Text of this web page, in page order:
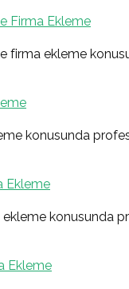
Firma Ekleme
firma ekleme
konusunda
Ekleme
konusunda
Ekleme